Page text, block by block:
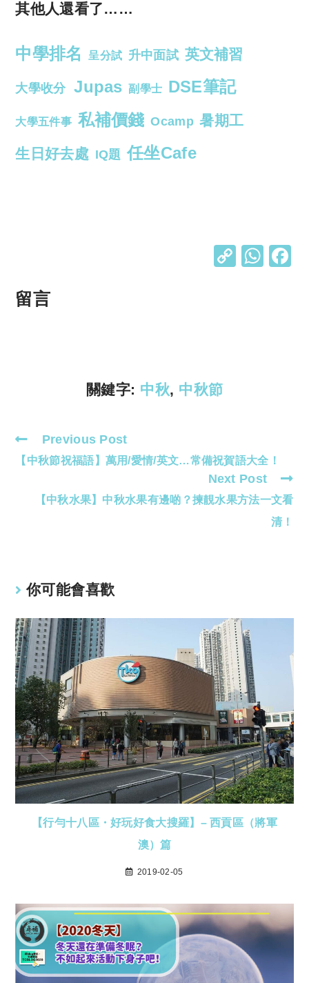
其他人還看了……
中學排名 呈分試 升中面試 英文補習
大學收分 Jupas 副學士 DSE筆記
大學五件事 私補價錢 Ocamp 暑期工
生日好去處 IQ題 任坐Cafe
C W
留言
關鍵字: 中秋, 中秋節
Read
more
Previous Post
【中秋節祝福語】萬用/愛情/英文…常備祝賀語大全！
Next Post
【中秋水果】中秋水果有邊啲？揀靚水果方法一文看
清！
你可能會喜歡
【行勻十八區・好玩好食大搜羅】– 西貢區（將軍
澳）篇
2019-02-05